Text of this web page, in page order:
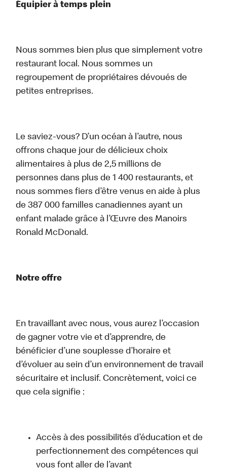
Équipier à temps plein
Nous sommes bien plus que simplement votre
restaurant local. Nous sommes un
regroupement de propriétaires dévoués de
petites entreprises.
Le saviez-vous? D’un océan à l’autre, nous
offrons chaque jour de délicieux choix
alimentaires à plus de 2,5 millions de
personnes dans plus de 1 400 restaurants, et
nous sommes fiers d’être venus en aide à plus
de 387 000 familles canadiennes ayant un
enfant malade grâce à l’Œuvre des Manoirs
Ronald McDonald.
Notre offre
En travaillant avec nous, vous aurez l’occasion
de gagner votre vie et d’apprendre, de
bénéficier d’une souplesse d’horaire et
d’évoluer au sein d’un environnement de travail
sécuritaire et inclusif. Concrètement, voici ce
que cela signifie :
Accès à des possibilités d’éducation et de
perfectionnement des compétences qui
vous font aller de l’avant